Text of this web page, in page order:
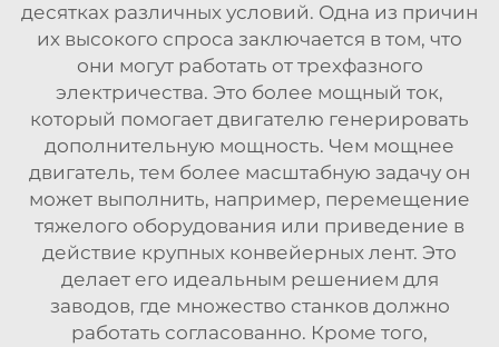
десятках различных условий. Одна из причин
их высокого спроса заключается в том, что
они могут работать от трехфазного
электричества. Это более мощный ток,
который помогает двигателю генерировать
дополнительную мощность. Чем мощнее
двигатель, тем более масштабную задачу он
может выполнить, например, перемещение
тяжелого оборудования или приведение в
действие крупных конвейерных лент. Это
делает его идеальным решением для
заводов, где множество станков должно
работать согласованно. Кроме того,